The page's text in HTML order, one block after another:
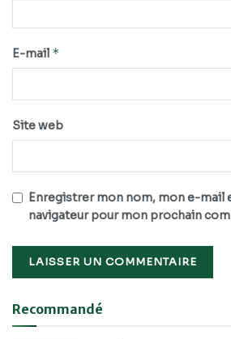
E-mail *
Site web
Enregistrer mon nom, mon e-mail
navigateur pour mon prochain
Recommandé